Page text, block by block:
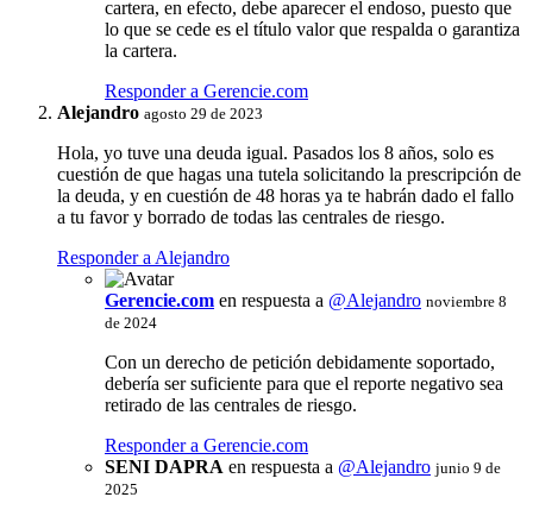
cartera, en efecto, debe aparecer el endoso, puesto que
lo que se cede es el título valor que respalda o garantiza
la cartera.
Responder a Gerencie.com
Alejandro agosto 29 de 2023
Hola, yo tuve una deuda igual. Pasados los 8 años, solo es
cuestión de que hagas una tutela solicitando la prescripción de
la deuda, y en cuestión de 48 horas ya te habrán dado el fallo
a tu favor y borrado de todas las centrales de riesgo.
Responder a Alejandro
Gerencie.com en respuesta a @Alejandro noviembre 8
de 2024
Con un derecho de petición debidamente soportado,
debería ser suficiente para que el reporte negativo sea
retirado de las centrales de riesgo.
Responder a Gerencie.com
SENI DAPRA en respuesta a @Alejandro junio 9 de
2025